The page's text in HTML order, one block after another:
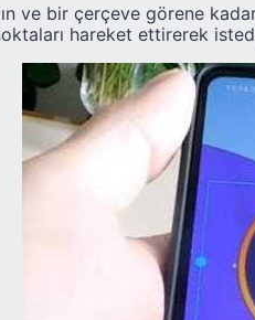
ve bir çerçeve görene
hareket ettirerek